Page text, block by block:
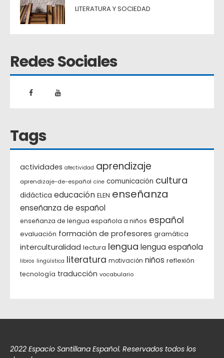
LITERATURA Y SOCIEDAD
Redes Sociales
Tags
actividades afectividad aprendizaje
aprendizaje-de-español cine comunicación cultura
didáctica educación ELEN enseñanza
enseñanza de español
enseñanza de lengua española a niños español
evaluación formación de profesores gramática
interculturalidad lectura lengua lengua española
libros lingüística literatura motivación niños reflexión
tecnología traducción vocabulario
2022 Espacio Santillana Español. Reservados todos los